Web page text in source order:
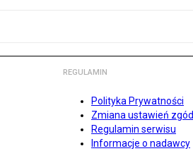
REGULAMIN
Polityka Prywatności
Zmiana ustawień zgód
Regulamin serwisu
Informacje o nadawcy